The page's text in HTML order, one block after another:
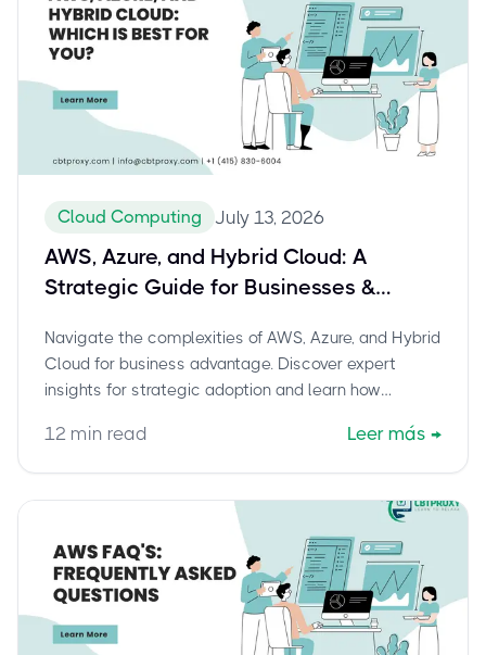
Cloud Computing July 13, 2026
AWS, Azure, and Hybrid Cloud: A
Strategic Guide for Businesses &
Architect – Professional Success
Navigate the complexities of AWS, Azure, and Hybrid
Cloud for business advantage. Discover expert
insights for strategic adoption and learn how
Solutions Architect – Professional (SAP-C02) exam
with confidence.
12 min read Leer más →